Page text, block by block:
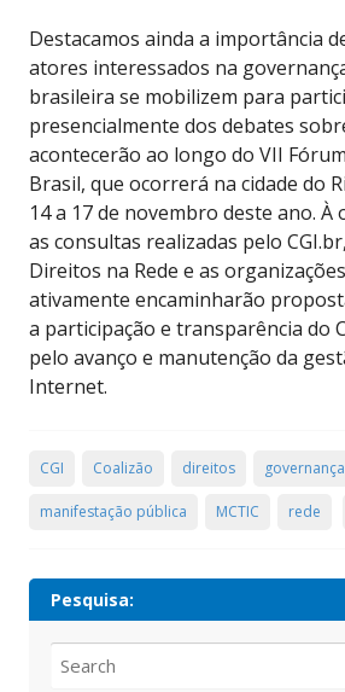
Destacamos ainda a importância
atores interessados na
brasileira se mobilizem para
presencialmente dos debates
acontecerão ao longo do VII
Brasil, que ocorrerá na cidade do
14 a 17 de novembro deste ano. À
as consultas realizadas pelo
Direitos na Rede e as
ativamente encaminharão
a participação e transparência do
pelo avanço e manutenção da
Internet.
CGI Coalizão direitos
manifestação pública MCTIC rede
Pesquisa:
for: